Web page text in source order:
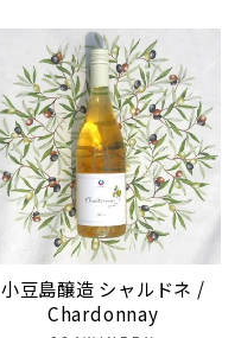
小豆島醸造 シャルドネ /
Chardonnay